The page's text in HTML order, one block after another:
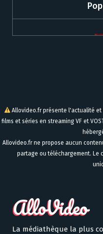
Allovideo.fr présente l'actualité
films et séries en streaming VF et
Allovideo.fr ne propose aucun
partage ou téléchargement. Le
La médiathèque la plus